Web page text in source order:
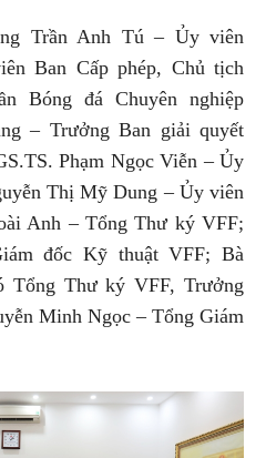
Trần Anh Tú – Ủy viên
Ban Cấp phép, Chủ tịch
Bóng đá Chuyên nghiệp
– Trưởng Ban giải quyết
Phạm Ngọc Viễn – Ủy
Thị Mỹ Dung – Ủy viên
Anh – Tổng Thư ký VFF;
đốc Kỹ thuật VFF; Bà
Tổng Thư ký VFF, Trưởng
Minh Ngọc – Tổng Giám